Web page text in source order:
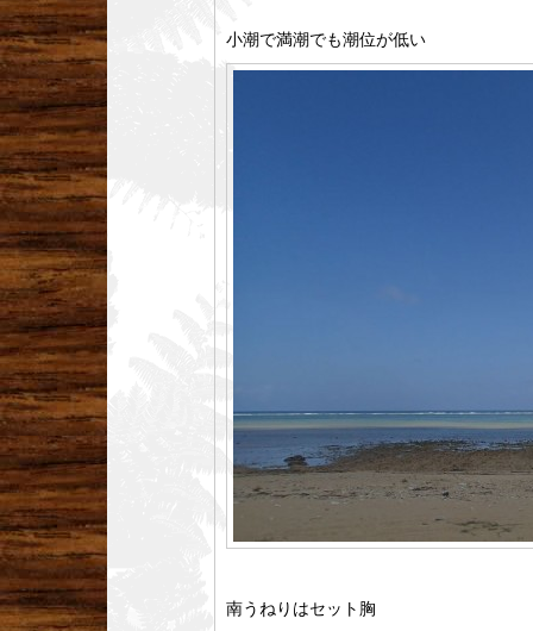
小潮で満潮でも潮位が低い
南うねりはセット胸